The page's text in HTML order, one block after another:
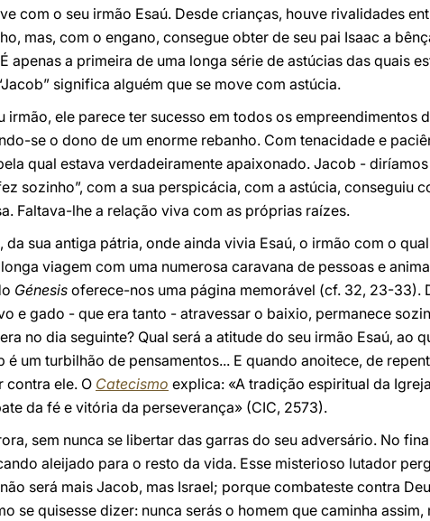
com o seu irmão Esaú. Desde crianças, houve rivalidades
mas, com o engano, consegue obter de seu pai Isaac a
apenas a primeira de uma longa série de astúcias das quais
significa alguém que se move com astúcia.
ele parece ter sucesso em todos os empreendimentos
se o dono de um enorme rebanho. Com tenacidade e
qual estava verdadeiramente apaixonado. Jacob -
sozinho”, com a sua perspicácia, com a astúcia, conseguiu
Faltava-lhe a relação viva com as próprias raízes.
da sua antiga pátria, onde ainda vivia Esaú, o irmão com o
viagem com uma numerosa caravana de pessoas e
Génesis oferece-nos uma página memorável (cf. 32, 23-33).
e gado - que era tanto - atravessar o baixio, permanece
no dia seguinte? Qual será a atitude do seu irmão Esaú, ao
é um turbilhão de pensamentos... E quando anoitece, de
contra ele. O Catecismo explica: «A tradição espiritual da
da fé e vitória da perseverança» (CIC, 2573).
sem nunca se libertar das garras do seu adversário. No
aleijado para o resto da vida. Esse misterioso lutador
será mais Jacob, mas Israel; porque combateste contra
se quisesse dizer: nunca serás o homem que caminha